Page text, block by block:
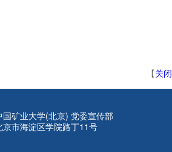
【关闭
国矿业大学(北京) 党委宣传部
京市海淀区学院路丁11号